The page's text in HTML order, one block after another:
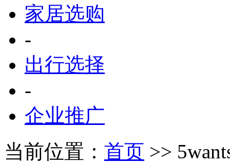
家居选购
-
出行选择
-
企业推广
当前位置： 首页 >>